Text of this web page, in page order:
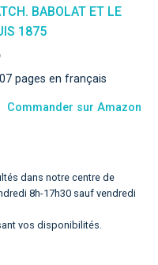
BABOLAT ET LE
1875
pages en français
Commander sur Amazon
dans notre centre de
8h-17h30 sauf vendredi
vos disponibilités.